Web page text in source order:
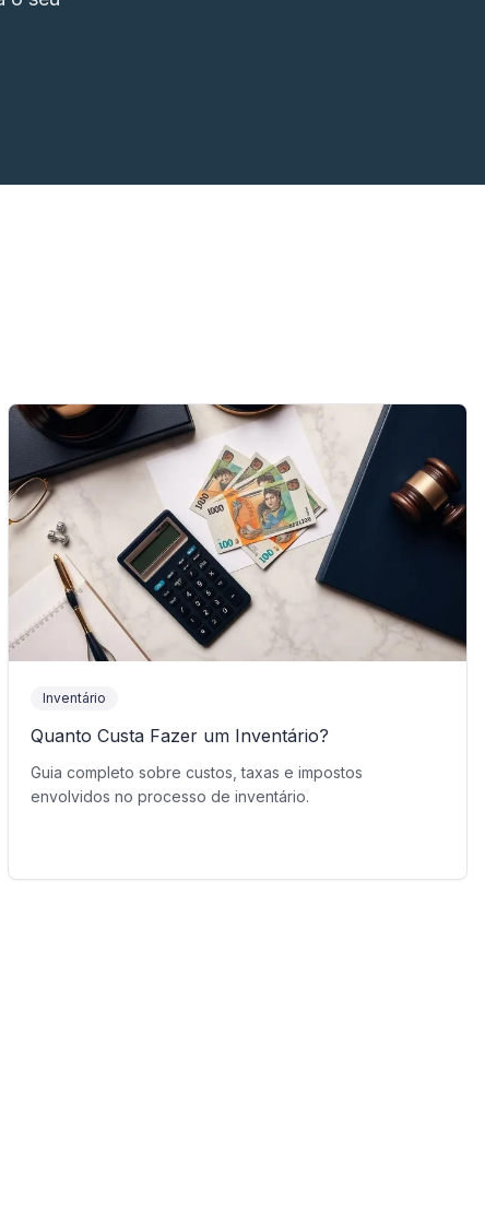
Inventário
Quanto Custa Fazer um Inventário?
Guia completo sobre custos, taxas e impostos
envolvidos no processo de inventário.